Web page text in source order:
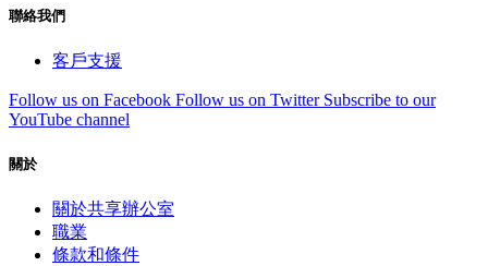
聯絡我們
客戶支援
Follow us on Facebook Follow us on Twitter Subscribe to our
YouTube channel
關於
關於共享辦公室
職業
條款和條件